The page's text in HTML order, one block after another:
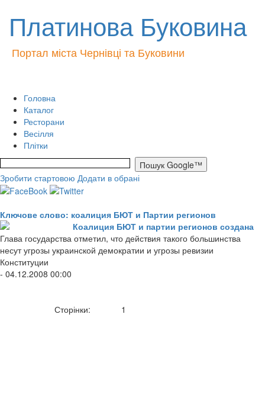
Платинова Буковина
Портал міста Чернівці та Буковини
Головна
Каталог
Ресторани
Весілля
Плітки
Зробити стартовою Додати в обрані
Ключове слово: коалиция БЮТ и Партии регионов
Коалиция БЮТ и партии регионов создана
Глава государства отметил, что действия такого большинства
несут угрозы украинской демократии и угрозы ревизии
Конституции
- 04.12.2008 00:00
Сторінки: 1